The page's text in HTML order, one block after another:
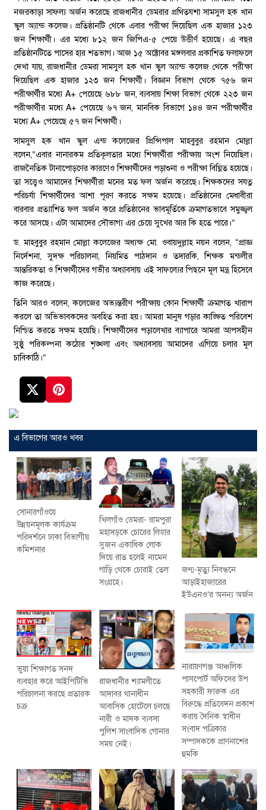
নজরকাড়া সাফল্য অর্জন করেছে রাজধানীর ডেমরার প্রথিতযশা সামসুল হক খান
স্কুল অ্যান্ড কলেজ। প্রতিষ্ঠানটি থেকে এবার পরীক্ষা দিয়েছিল এক হাজার ১২৩
জন শিক্ষার্থী। এর মধ্যে ৮১২ জন জিপিএ-৫ পেয়ে উত্তীর্ণ হয়েছে। এ বছর
প্রতিষ্ঠানটিতে পাসের হার শতভাগ। আজ ১৫ অক্টোবর মঙ্গলবার প্রকাশিত ফলাফলে
দেখা যায়, রাজধানীর ডেমরা সামসুল হক খান স্কুল অ্যান্ড কলেজ থেকে পরীক্ষা
দিয়েছিল এক হাজার ১২৩ জন শিক্ষার্থী। বিজ্ঞান বিভাগ থেকে ৭৫৬ জন
পরীক্ষার্থীর মধ্যে A+ পেয়েছে ৬৮৮ জন, ব্যবসায় শিক্ষা বিভাগ থেকে ২২৩ জন
পরীক্ষার্থীর মধ্যে A+ পেয়েছে ৬৭ জন, মানবিক বিভাগে ১৪৪ জন পরীক্ষার্থীর
মধ্যে A+ পেয়েছে ৫৭ জন শিক্ষার্থী।
সামসুল হক খান স্কুল এন্ড কলেজের প্রিন্সিপাল মাহবুবুর রহমান মোল্লা
বলেন,”এবার নানারকম প্রতিকূলতার মধ্যে শিক্ষার্থীরা পরীক্ষায় অংশ নিয়েছিল।
রাজনৈতিক টানাপোড়ণের কারণেও শিক্ষার্থীদের পড়াশুনা ও পরীক্ষা বিঘ্নিত হয়েছে।
তা সত্ত্বেও আমাদের শিক্ষার্থীরা মনের মত ফল অর্জন করেছে। শিক্ষকদের সযত্ন
পরিচর্যা শিক্ষার্থীদের আশা পূরণ করতে সক্ষম হয়েছে। প্রতিষ্ঠানের মেধাবীরা
বারবার প্রত্যাশিত ফল অর্জন করে প্রতিষ্ঠানের ভাবমূর্তিকে ক্রমাগতভাবে সমুজ্জ্বল
করে আসছে। এটা আমাদের সৌভাগ্য এর চেয়ে সুখের আর কি হতে পারে।”
ড. মাহবুবুর রহমান মোল্লা কলেজের অধ্যক্ষ মো. ওবায়দুল্লাহ নয়ন বলেন, “প্রাজ্ঞ
নির্দেশনা, সুদক্ষ পরিচালনা, নিয়মিত পাঠদান ও তদারকি, শিক্ষক মন্ডলীর
আন্তরিকতা ও শিক্ষার্থীদের গভীর অধ্যাবসায় এই সাফল্যের পিছনে মূল মন্ত্র হিসেবে
কাজ করেছে।
তিনি আরও বলেন, কলেজের অভ্যন্তরীণ পরীক্ষায় কোন শিক্ষার্থী ক্রমাগত খারাপ
করলে তা অভিভাবকদের অবহিত করা হয়। আমরা মানুষ গড়ার কাঙ্ক্ষিত পরিবেশ
নিশ্চিত করতে সক্ষম হয়েছি। শিক্ষার্থীদের পড়ালেখার ব্যাপারে আমরা আপসহীন
সুষ্ঠু পরিকল্পনা কঠোর শৃঙ্খলা এবং অধ্যাবসায় আমাদের এগিয়ে চলার মূল
চাবিকাঠি।”
এ বিভাগের আরও খবর
সোনারগাঁওয়ে
উন্নয়নমূলক কার্যক্রম
পরিদর্শনে ঢাকা বিভাগীয়
কমিশনার
খিলগাঁও ডেমরা- রামপুরা
মহাসড়কে চোরের লিডার
সুজন একাধিক লোক
দিয়ে রাত হলেই নামেন
গাড়ি থেকে চোরাই তেল
সংগ্রহে।
জন্ম-মৃত্যু নিবন্ধনে
আড়াইহাজারের
ইউএনও’র অনন্য অর্জন
ভুয়া শিক্ষাগত সনদ
ব্যবহার করে আইপিটিভি
পরিচালনা করছে প্রতারক
চক্র
রাজধানীর শ্যামলীতে
আদাবর থানাধীন
আবাসিক হোটেলে চলছে
নারী ও মাদক ব্যবসা
পুলিশ সাংবাদিক গোনার
সময় নেই।
নারায়ণগঞ্জ আঞ্চলিক
পাসপোর্ট অফিসের উপ
সহকারী ফারুক এর
বিরুদ্ধে প্রতিবেদন প্রকাশ
করায় দৈনিক স্বাধীন
সংবাদ পত্রিকার
সম্পাদককে প্রাণনাশের
হুমকি